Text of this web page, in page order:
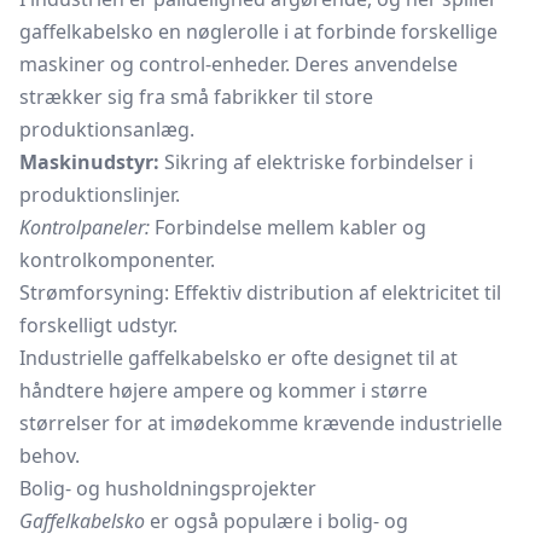
gaffelkabelsko en nøglerolle i at forbinde forskellige
maskiner og control-enheder. Deres anvendelse
strækker sig fra små fabrikker til store
produktionsanlæg.
Maskinudstyr: Sikring af elektriske forbindelser i
produktionslinjer.
Kontrolpaneler: Forbindelse mellem kabler og
kontrolkomponenter.
Strømforsyning: Effektiv distribution af elektricitet til
forskelligt udstyr.
Industrielle gaffelkabelsko er ofte designet til at
håndtere højere ampere og kommer i større
størrelser for at imødekomme krævende industrielle
behov.
Bolig- og husholdningsprojekter
Gaffelkabelsko er også populære i bolig- og